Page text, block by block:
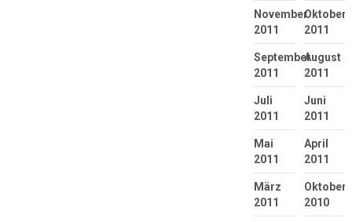
November
2011
Oktober
2011
September
2011
August
2011
Juli
2011
Juni
2011
Mai
2011
April
2011
März
2011
Oktober
2010